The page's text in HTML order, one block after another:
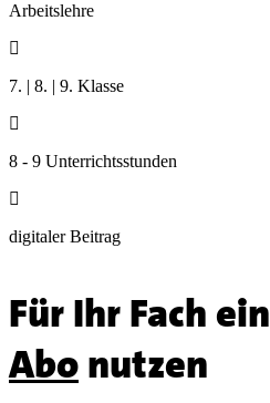
Arbeitslehre

7. | 8. | 9. Klasse

8 - 9 Unterrichtsstunden

digitaler Beitrag
Für Ihr Fach ein
Abonutzen